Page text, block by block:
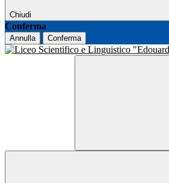
Chiudi
Conferma
Annulla Conferma